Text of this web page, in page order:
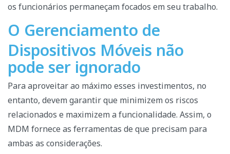
os funcionários permaneçam focados em seu trabalho.
O Gerenciamento de
Dispositivos Móveis não
pode ser ignorado
Para aproveitar ao máximo esses investimentos, no
entanto, devem garantir que minimizem os riscos
relacionados e maximizem a funcionalidade. Assim, o
MDM fornece as ferramentas de que precisam para
ambas as considerações.